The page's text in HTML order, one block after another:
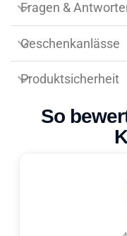
Fragen &
Geschenkanlässe
Produktsicherheit
So